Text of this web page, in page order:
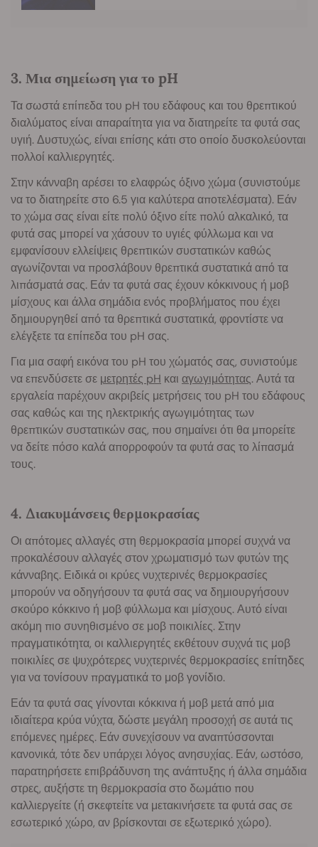
3. Μια σημείωση για το pH
Τα σωστά επίπεδα του pH του εδάφους και του θρεπτικού
διαλύματος είναι απαραίτητα για να διατηρείτε τα φυτά σας
υγιή. Δυστυχώς, είναι επίσης κάτι στο οποίο δυσκολεύονται
πολλοί καλλιεργητές.
Στην κάνναβη αρέσει το ελαφρώς όξινο χώμα (συνιστούμε
να το διατηρείτε στο 6.5 για καλύτερα αποτελέσματα). Εάν
το χώμα σας είναι είτε πολύ όξινο είτε πολύ αλκαλικό, τα
φυτά σας μπορεί να χάσουν το υγιές φύλλωμα και να
εμφανίσουν ελλείψεις θρεπτικών συστατικών καθώς
αγωνίζονται να προσλάβουν θρεπτικά συστατικά από τα
λιπάσματά σας. Εάν τα φυτά σας έχουν κόκκινους ή μοβ
μίσχους και άλλα σημάδια ενός προβλήματος που έχει
δημιουργηθεί από τα θρεπτικά συστατικά, φροντίστε να
ελέγξετε τα επίπεδα του pH σας.
Για μια σαφή εικόνα του pH του χώματός σας, συνιστούμε
να επενδύσετε σε μετρητές pH και αγωγιμότητας. Αυτά τα
εργαλεία παρέχουν ακριβείς μετρήσεις του pH του εδάφους
σας καθώς και της ηλεκτρικής αγωγιμότητας των
θρεπτικών συστατικών σας, που σημαίνει ότι θα μπορείτε
να δείτε πόσο καλά απορροφούν τα φυτά σας το λίπασμά
τους.
4. Διακυμάνσεις θερμοκρασίας
Οι απότομες αλλαγές στη θερμοκρασία μπορεί συχνά να
προκαλέσουν αλλαγές στον χρωματισμό των φυτών της
κάνναβης. Ειδικά οι κρύες νυχτερινές θερμοκρασίες
μπορούν να οδηγήσουν τα φυτά σας να δημιουργήσουν
σκούρο κόκκινο ή μοβ φύλλωμα και μίσχους. Αυτό είναι
ακόμη πιο συνηθισμένο σε μοβ ποικιλίες. Στην
πραγματικότητα, οι καλλιεργητές εκθέτουν συχνά τις μοβ
ποικιλίες σε ψυχρότερες νυχτερινές θερμοκρασίες επίτηδες
για να τονίσουν πραγματικά το μοβ γονίδιο.
Εάν τα φυτά σας γίνονται κόκκινα ή μοβ μετά από μια
ιδιαίτερα κρύα νύχτα, δώστε μεγάλη προσοχή σε αυτά τις
επόμενες ημέρες. Εάν συνεχίσουν να αναπτύσσονται
κανονικά, τότε δεν υπάρχει λόγος ανησυχίας. Εάν, ωστόσο,
παρατηρήσετε επιβράδυνση της ανάπτυξης ή άλλα σημάδια
στρες, αυξήστε τη θερμοκρασία στο δωμάτιο που
καλλιεργείτε (ή σκεφτείτε να μετακινήσετε τα φυτά σας σε
εσωτερικό χώρο, αν βρίσκονται σε εξωτερικό χώρο).